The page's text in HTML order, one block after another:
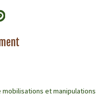
et manipulations